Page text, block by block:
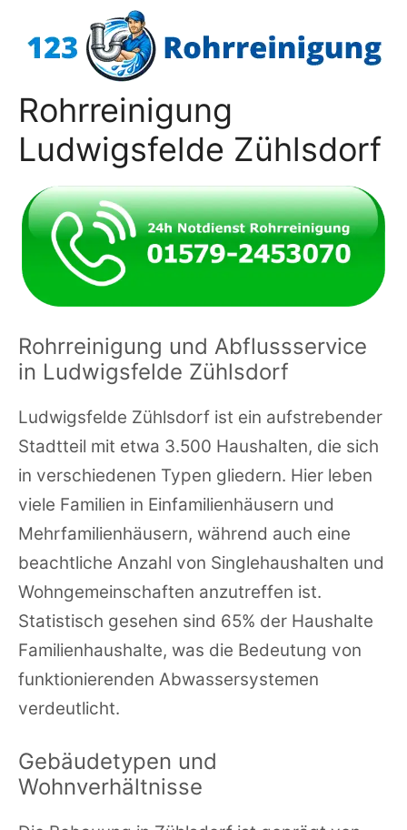
Inhalt
Rohrreinigung
Ludwigsfelde Zühlsdorf
Rohrreinigung und Abflussservice
in Ludwigsfelde Zühlsdorf
Ludwigsfelde Zühlsdorf ist ein aufstrebender
Stadtteil mit etwa 3.500 Haushalten, die sich
in verschiedenen Typen gliedern. Hier leben
viele Familien in Einfamilienhäusern und
Mehrfamilienhäusern, während auch eine
beachtliche Anzahl von Singlehaushalten und
Wohngemeinschaften anzutreffen ist.
Statistisch gesehen sind 65% der Haushalte
Familienhaushalte, was die Bedeutung von
funktionierenden Abwassersystemen
verdeutlicht.
Gebäudetypen und
Wohnverhältnisse